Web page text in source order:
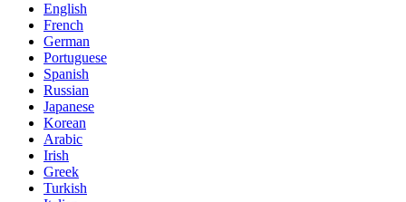
English
French
German
Portuguese
Spanish
Russian
Japanese
Korean
Arabic
Irish
Greek
Turkish